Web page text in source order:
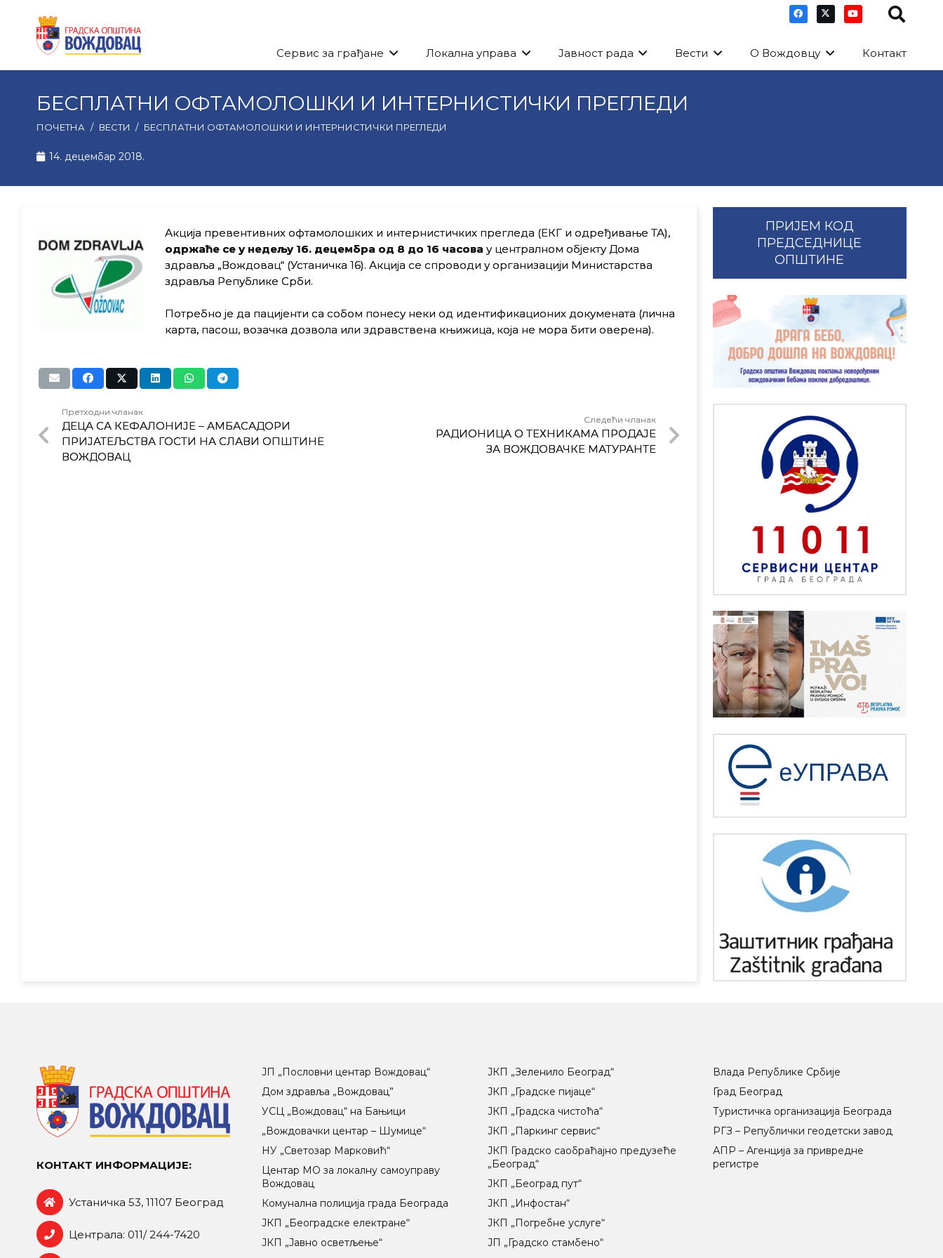
Сервис за грађане Локална управа Јавност рада Вести О Вождовцу Контакт
БЕСПЛАТНИ ОФТАМОЛОШКИ И ИНТЕРНИСТИЧКИ ПРЕГЛЕДИ
ПОЧЕТНА / ВЕСТИ / БЕСПЛАТНИ ОФТАМОЛОШКИ И ИНТЕРНИСТИЧКИ ПРЕГЛЕДИ
14. децембар 2018.
Акцијa превентивних офтамолошких и интернистичких прегледа (ЕКГ и одређивање ТА),
одржаће се у недељу 16.децембра од 8 до 16 часова у централном објекту Дoма
здравља „Вождовац“ (Устаничка 16). Акција се спроводи у организацији Министарства
здравља Републике Срби.
Потребно је да пацијенти са собом понесу неки од идентификационих докумената (лична
карта, пасош, возачка дозвола или здравствена књижица, која не мора бити оверена).
Претходни чланак
ДЕЦА СА КЕФАЛОНИЈЕ – АМБАСАДОРИ
ПРИЈАТЕЉСТВА ГОСТИ НА СЛАВИ ОПШТИНЕ
ВОЖДОВАЦ
Следећи чланак
РАДИОНИЦА О ТЕХНИКАМА ПРОДАЈЕ
ЗА ВОЖДОВАЧКЕ МАТУРАНТЕ
ПРИЈЕМ КОД
ПРЕДСЕДНИЦЕ
ОПШТИНЕ
КОНТАКТ ИНФОРМАЦИЈЕ:
Устаничка 53, 11107 Београд
Централа: 011/ 244-7420
ЈП „Пословни центар Вождовац“
Дом здравља „Вождовац”
УСЦ „Вождовац“ на Бањици
„Вождовачки центар – Шумице“
НУ „Светозар Марковић“
Центар МO за локалну самоуправу
Вождовац
Комунална полиција града Београда
ЈКП „Београдске електране“
ЈКП „Јавно осветљење“
ЈКП „Зеленило Београд“
ЈКП „Градске пијаце“
ЈКП „Градска чистоћа“
ЈКП „Паркинг сервис“
ЈКП Градско саобраћајно предузеће
„Београд“
ЈКП „Београд пут“
ЈКП „Инфостан“
ЈКП „Погребне услуге“
ЈП „Градско стамбено“
Влада Републике Србије
Град Београд
Туристичка организација Београда
РГЗ – Републички геодетски завод
АПР – Агенција за привредне
регистре